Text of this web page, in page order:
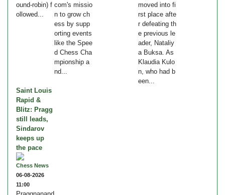
ound-robin) f
ollowed...
com's missio
n to grow ch
ess by supp
orting events
like the Spee
d Chess Cha
mpionship a
nd...
moved into fi
rst place afte
r defeating th
e previous le
ader, Nataliy
a Buksa. As
Klaudia Kulo
n, who had b
een...
Saint Louis
Rapid &
Blitz: Pragg
still leads,
Sindarov
keeps up
the pace
Chess News
06-08-2026
11:00